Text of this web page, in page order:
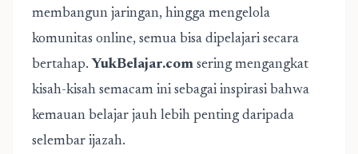
membangun jaringan, hingga mengelola
komunitas online, semua bisa dipelajari secara
bertahap. YukBelajar.com sering mengangkat
kisah-kisah semacam ini sebagai inspirasi bahwa
kemauan belajar jauh lebih penting daripada
selembar ijazah.